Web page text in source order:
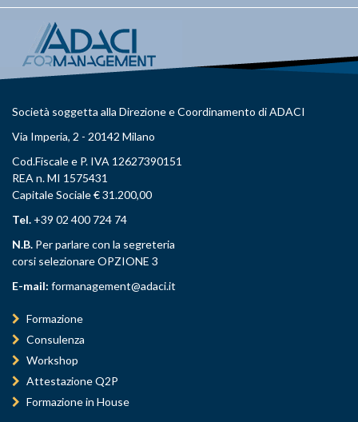
Società soggetta alla Direzione e Coordinamento di ADACI
Via Imperia, 2 - 20142 Milano
Cod.Fiscale e P. IVA 12627390151
REA n. MI 1575431
Capitale Sociale € 31.200,00
Tel. +39 02 400 724 74
N.B. Per parlare con la segreteria
corsi selezionare OPZIONE 3
E-mail: formanagement@adaci.it
Formazione
Consulenza
Workshop
Attestazione Q2P
Formazione in House